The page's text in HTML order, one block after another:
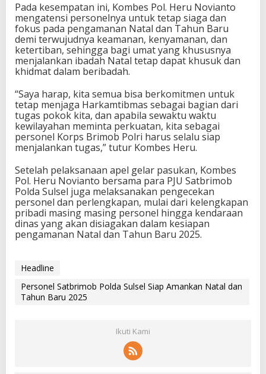
Pada kesempatan ini, Kombes Pol. Heru Novianto
mengatensi personelnya untuk tetap siaga dan
fokus pada pengamanan Natal dan Tahun Baru
demi terwujudnya keamanan, kenyamanan, dan
ketertiban, sehingga bagi umat yang khususnya
menjalankan ibadah Natal tetap dapat khusuk dan
khidmat dalam beribadah.
“Saya harap, kita semua bisa berkomitmen untuk
tetap menjaga Harkamtibmas sebagai bagian dari
tugas pokok kita, dan apabila sewaktu waktu
kewilayahan meminta perkuatan, kita sebagai
personel Korps Brimob Polri harus selalu siap
menjalankan tugas,” tutur Kombes Heru.
Setelah pelaksanaan apel gelar pasukan, Kombes
Pol. Heru Novianto bersama para PJU Satbrimob
Polda Sulsel juga melaksanakan pengecekan
personel dan perlengkapan, mulai dari kelengkapan
pribadi masing masing personel hingga kendaraan
dinas yang akan disiagakan dalam kesiapan
pengamanan Natal dan Tahun Baru 2025.
Headline
Personel Satbrimob Polda Sulsel Siap Amankan Natal dan
Tahun Baru 2025
Ikuti Kami